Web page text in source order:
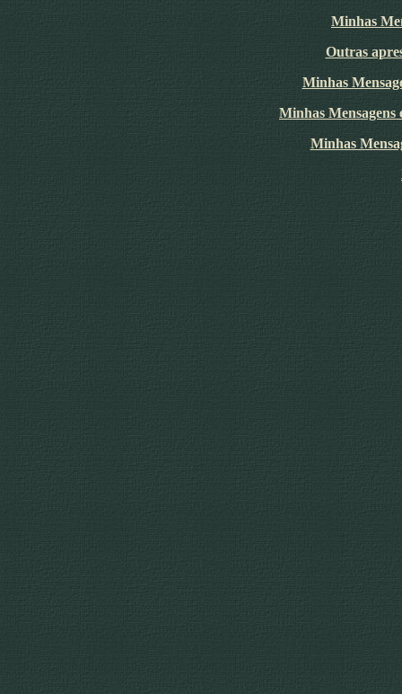
Minhas
Outras
Minhas
Minhas
Minhas